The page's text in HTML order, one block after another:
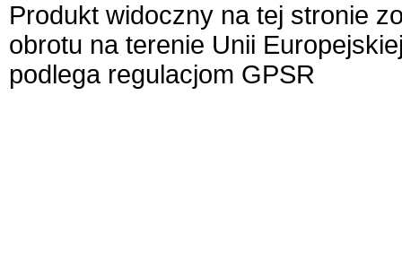
Produkt widoczny na tej stronie
obrotu na terenie Unii
podlega regulacjom GPSR